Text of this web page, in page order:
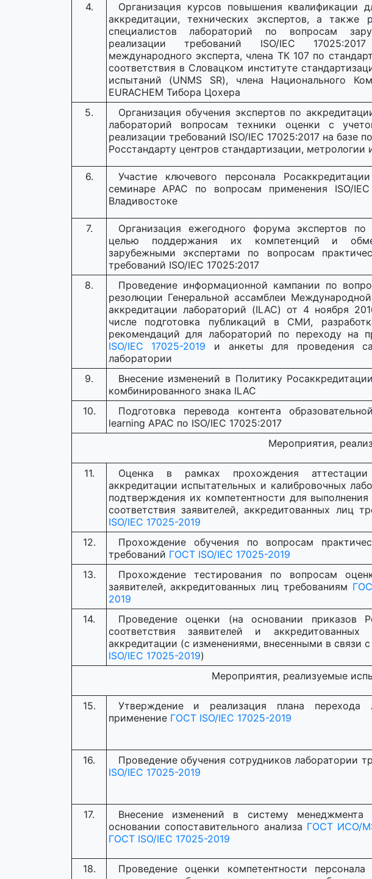
4.
Организация курсов повышения квалификации
аккредитации, технических экспертов, а также
специалистов лабораторий по вопросам
реализации требований ISO/IEC
международного эксперта, члена ТК 107 по
соответствия в Словацком институте
испытаний (UNMS SR), члена Национального
EURACHEM Тибора Цохера
5.
Организация обучения экспертов по
лабораторий вопросам техники оценки с
реализации требований ISO/IEC 17025:2017 на базе
Росстандарту центров стандартизации, метрологии
6.
Участие ключевого персонала
семинаре APAC по вопросам применения ISO/
Владивостоке
7.
Организация ежегодного форума экспертов по
целью поддержания их компетенций и
зарубежными экспертами по вопросам
требований ISO/IEC 17025:2017
8.
Проведение информационной кампании по
резолюции Генеральной ассамблеи
аккредитации лабораторий (ILAC) от 4 ноября
числе подготовка публикаций в СМИ,
рекомендаций для лабораторий по переходу на
ISO/IEC 17025-2019 и анкеты для проведения
лаборатории
9.
Внесение изменений в Политику
комбинированного знака ILAC
10.
Подготовка перевода контента
learning APAC по ISO/IEC 17025:2017
Мероприятия,
11.
Оценка в рамках прохождения
аккредитации испытательных и калибровочных
подтверждения их компетентности для
соответствия заявителей, аккредитованных лиц
ISO/IEC 17025-2019
12.
Прохождение обучения по вопросам
требований ГОСТ ISO/IEC 17025-2019
13.
Прохождение тестирования по вопросам
заявителей, аккредитованных лиц требованиям
2019
14.
Проведение оценки (на основании приказов
соответствия заявителей и
аккредитации (с изменениями, внесенными в связи
ISO/IEC 17025-2019)
Мероприятия, реализуемые
15.
Утверждение и реализация плана перехода
применение ГОСТ ISO/IEC 17025-2019
16. Проведение обучения сотрудников лаборатории
ISO/IEC 17025-2019
17.
Внесение изменений в систему менеджмента
основании сопоставительного анализа ГОСТ ИСО/
ГОСТ ISO/IEC 17025-2019
18.
Проведение оценки компетентности